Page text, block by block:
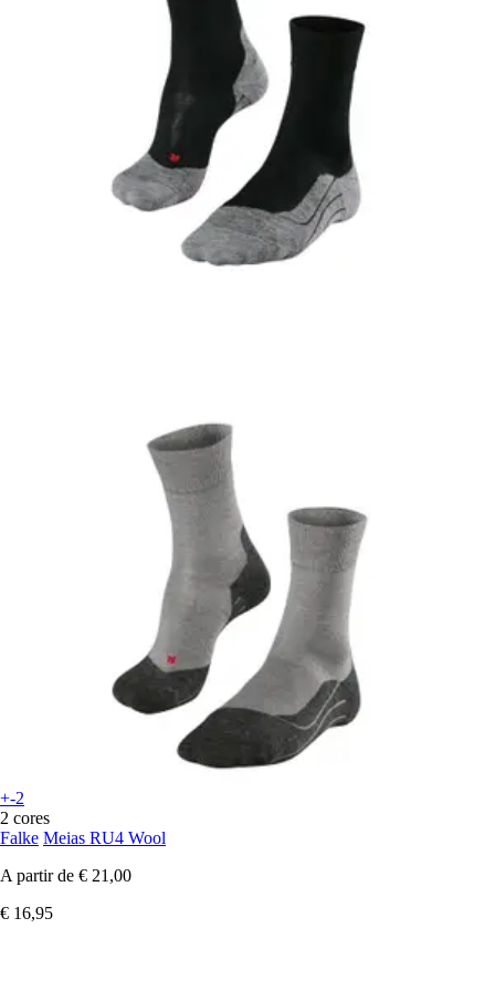
+-2
2 cores
Falke Meias RU4 Wool
A partir de € 21,00
€ 16,95